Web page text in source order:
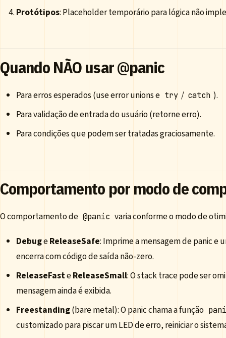
Protótipos: Placeholder temporário para lógica não
Quando NÃO usar @panic
Para erros esperados (use error unions e try / catch ).
Para validação de entrada do usuário (retorne erro).
Para condições que podem ser tratadas graciosamente.
Comportamento por modo de
O comportamento de @panic varia conforme o modo de
DebugeReleaseSafe: Imprime a mensagem de panic
encerra com código de saída não-zero.
ReleaseFasteReleaseSmall: O stack trace pode ser
mensagem ainda é exibida.
Freestanding(bare metal): O panic chama a função
customizado para piscar um LED de erro, reiniciar o